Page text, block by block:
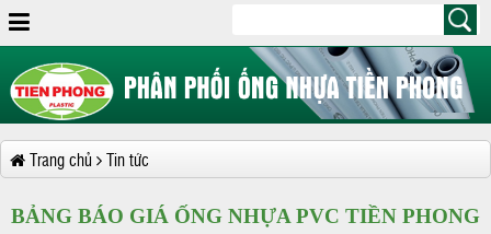
Trang chủ Tin tức
BẢNG BÁO GIÁ ỐNG NHỰA PVC TIỀN PHONG